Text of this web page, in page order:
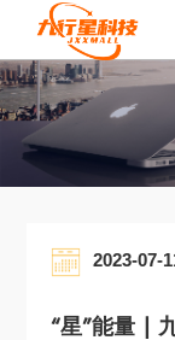
2023-07-
“星”能量 |